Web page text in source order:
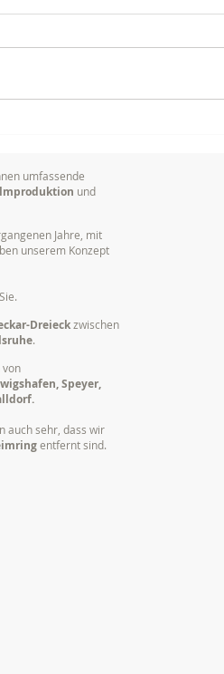
umfassende
und
Jahre, mit
unserem Konzept
Dreieckzwischen
.
von
Speyer,
auch sehr, dass wir
entfernt sind.